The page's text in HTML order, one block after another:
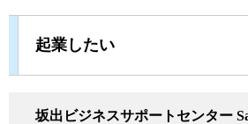
起業したい
坂出ビジネスサポートセンター